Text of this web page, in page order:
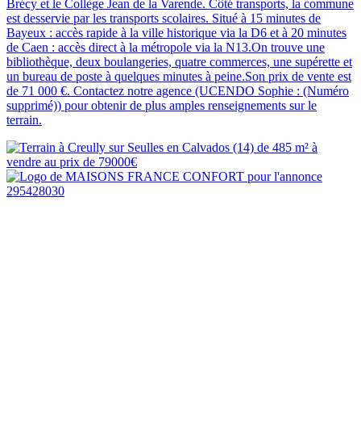
Brécy et le Collège Jean de la Varende. Côté transports, la commune
est desservie par les transports scolaires. Situé à 15 minutes de
Bayeux : accès rapide à la ville historique via la D6 et à 20 minutes
de Caen : accès direct à la métropole via la N13.On trouve une
bibliothèque, deux boulangeries, quatre commerces, une supérette et
un bureau de poste à quelques minutes à peine.Son prix de vente est
de 71 000 €. Contactez notre agence (UCENDO Sophie : (Numéro
supprimé)) pour obtenir de plus amples renseignements sur le
terrain.